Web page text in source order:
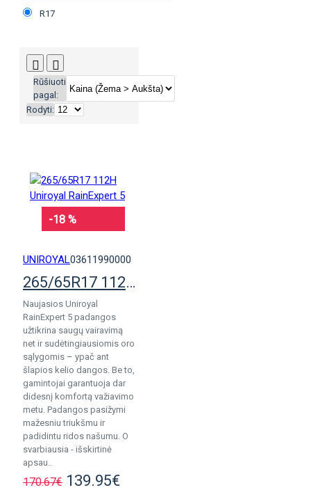
R17
Rūšiuoti
pagal:
Rodyti:
-18 %
UNIROYAL03611990000
265/65R17 112H Uniroyal RainExpert 5
Naujasios Uniroyal
RainExpert 5 padangos
užtikrina saugų vairavimą
net ir sudėtingiausiomis oro
sąlygomis – ypač ant
šlapios kelio dangos. Be to,
gamintojai garantuoja dar
didesnį komfortą važiavimo
metu. Padangos pasižymi
mažesniu triukšmu ir
padidintu ridos našumu. O
svarbiausia - išskirtinė
apsau..
170.67€ 139.95€